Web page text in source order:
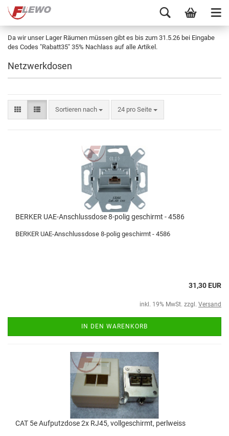
Da wir unser Lager Räumen müssen gibt es bis zum 31.5.26 bei Eingabe
des Codes "Rabatt35" 35% Nachlass auf alle Artikel.
Netzwerkdosen
Sortieren nach 24 pro Seite
BERKER UAE-Anschlussdose 8-polig geschirmt - 4586
BERKER UAE-Anschlussdose 8-polig geschirmt - 4586
31,30 EUR
inkl. 19% MwSt. zzgl. Versand
IN DEN WARENKORB
CAT 5e Aufputzdose 2x RJ45, vollgeschirmt, perlweiss